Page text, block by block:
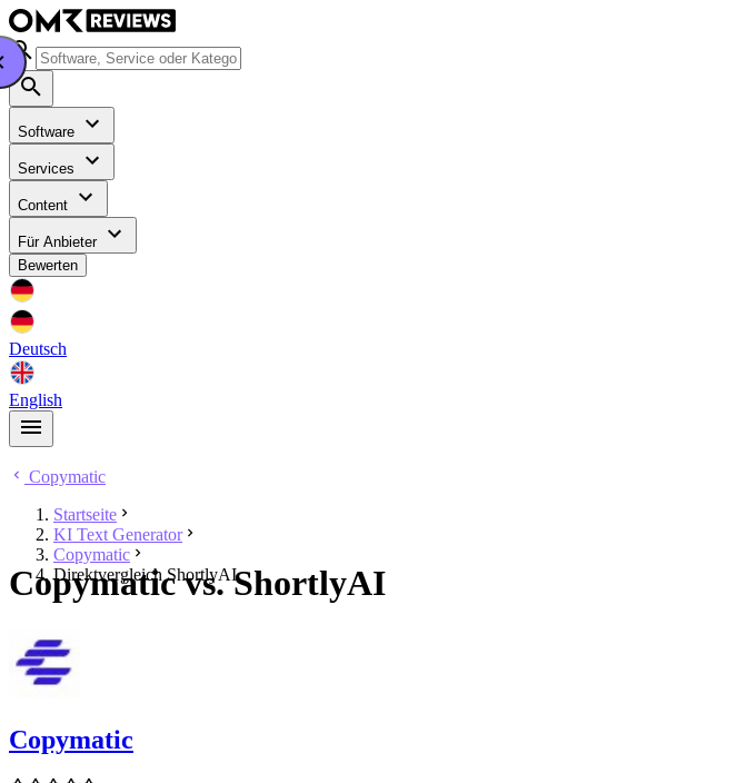
Software
Services
Content
Für Anbieter
Bewerten
Deutsch
English
Copymatic
Startseite
KI Text Generator
Copymatic
Direktvergleich ShortlyAI
Copymatic vs. ShortlyAI
Copymatic